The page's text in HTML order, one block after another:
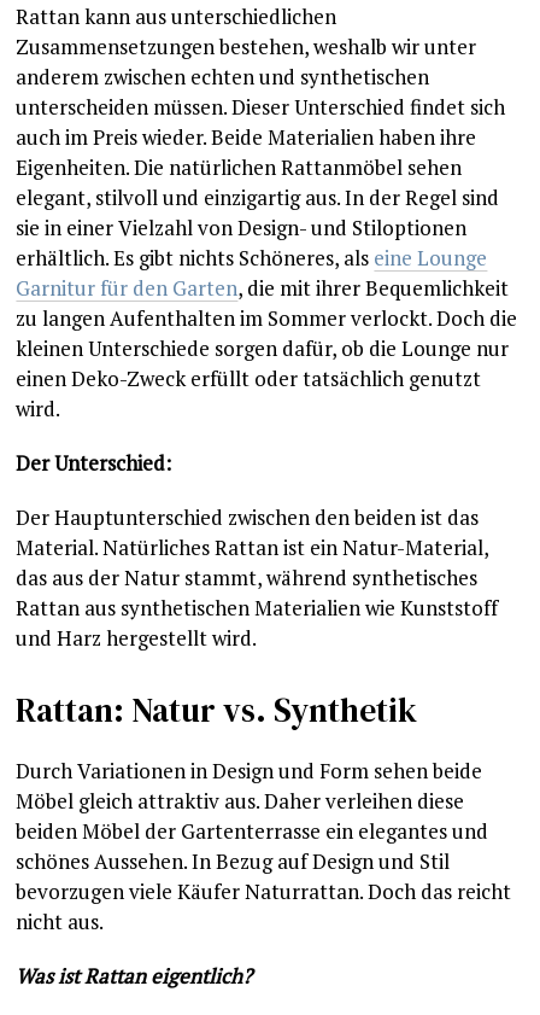
Rattan kann aus unterschiedlichen
Zusammensetzungen bestehen, weshalb wir unter
anderem zwischen echten und synthetischen
unterscheiden müssen. Dieser Unterschied findet sich
auch im Preis wieder. Beide Materialien haben ihre
Eigenheiten. Die natürlichen Rattanmöbel sehen
elegant, stilvoll und einzigartig aus. In der Regel sind
sie in einer Vielzahl von Design- und Stiloptionen
erhältlich. Es gibt nichts Schöneres, als eine Lounge
Garnitur für den Garten, die mit ihrer Bequemlichkeit
zu langen Aufenthalten im Sommer verlockt. Doch die
kleinen Unterschiede sorgen dafür, ob die Lounge nur
einen Deko-Zweck erfüllt oder tatsächlich genutzt
wird.
Der Unterschied:
Der Hauptunterschied zwischen den beiden ist das
Material. Natürliches Rattan ist ein Natur-Material,
das aus der Natur stammt, während synthetisches
Rattan aus synthetischen Materialien wie Kunststoff
und Harz hergestellt wird.
Rattan: Natur vs. Synthetik
Durch Variationen in Design und Form sehen beide
Möbel gleich attraktiv aus. Daher verleihen diese
beiden Möbel der Gartenterrasse ein elegantes und
schönes Aussehen. In Bezug auf Design und Stil
bevorzugen viele Käufer Naturrattan. Doch das reicht
nicht aus.
Was ist Rattan eigentlich?